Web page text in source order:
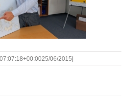
25/06/2015